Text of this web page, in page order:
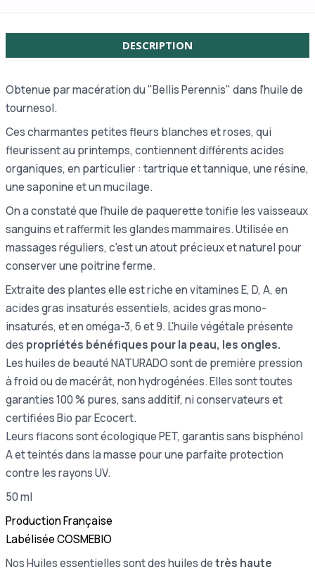
DESCRIPTION
Obtenue par macération du "Bellis Perennis" dans l'huile de
tournesol.
Ces charmantes petites fleurs blanches et roses, qui
fleurissent au printemps, contiennent différents acides
organiques, en particulier : tartrique et tannique, une résine,
une saponine et un mucilage.
On a constaté que l'huile de paquerette tonifie les vaisseaux
sanguins et raffermit les glandes mammaires. Utilisée en
massages réguliers, c'est un atout précieux et naturel pour
conserver une poitrine ferme.
Extraite des plantes elle est riche en vitamines E, D, A, en
acides gras insaturés essentiels, acides gras mono-
insaturés, et en oméga-3, 6 et 9. L'huile végétale présente
des propriétés bénéfiques pour la peau, les ongles.
Les huiles de beauté NATURADO sont de première pression
à froid ou de macérât, non hydrogénées. Elles sont toutes
garanties 100 % pures, sans additif, ni conservateurs et
certifiées Bio par Ecocert.
Leurs flacons sont écologique PET, garantis sans bisphénol
A et teintés dans la masse pour une parfaite protection
contre les rayons UV.
50 ml
Production Française
Labélisée COSMEBIO
Nos Huiles essentielles sont des huiles detrès haute